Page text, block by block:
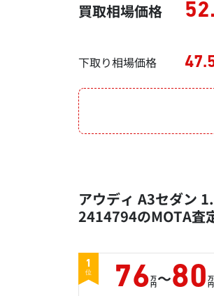
買取相場価格
下取り相場価格
アウディ A3セダン
2414794のMOTA査
1
位 76万
円～80 万
円